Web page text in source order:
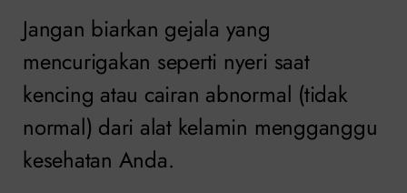
Jangan biarkan gejala yang
mencurigakan seperti nyeri saat
kencing atau cairan abnormal (tidak
normal) dari alat kelamin mengganggu
kesehatan Anda.